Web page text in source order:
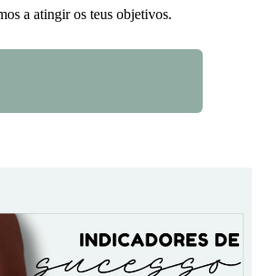
a atingir os teus objetivos.